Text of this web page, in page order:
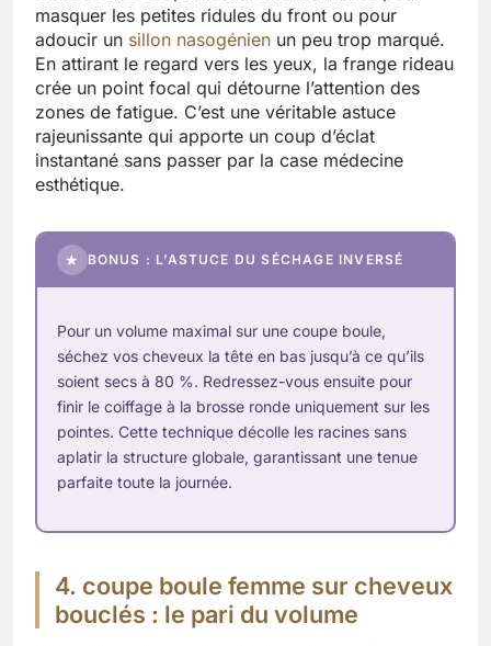
masquer les petites ridules du front ou pour
adoucir un sillon nasogénien un peu trop marqué.
En attirant le regard vers les yeux, la frange rideau
crée un point focal qui détourne l’attention des
zones de fatigue. C’est une véritable astuce
rajeunissante qui apporte un coup d’éclat
instantané sans passer par la case médecine
esthétique.
★ BONUS : L’ASTUCE DU SÉCHAGE INVERSÉ
Pour un volume maximal sur une coupe boule,
séchez vos cheveux la tête en bas jusqu’à ce qu’ils
soient secs à 80 %. Redressez-vous ensuite pour
finir le coiffage à la brosse ronde uniquement sur les
pointes. Cette technique décolle les racines sans
aplatir la structure globale, garantissant une tenue
parfaite toute la journée.
4. coupe boule femme sur cheveux
bouclés : le pari du volume